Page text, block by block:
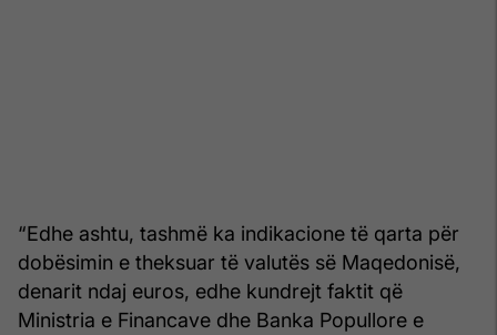
“Edhe ashtu, tashmë ka indikacione të qarta për
dobësimin e theksuar të valutës së Maqedonisë,
denarit ndaj euros, edhe kundrejt faktit që
Ministria e Financave dhe Banka Popullore e